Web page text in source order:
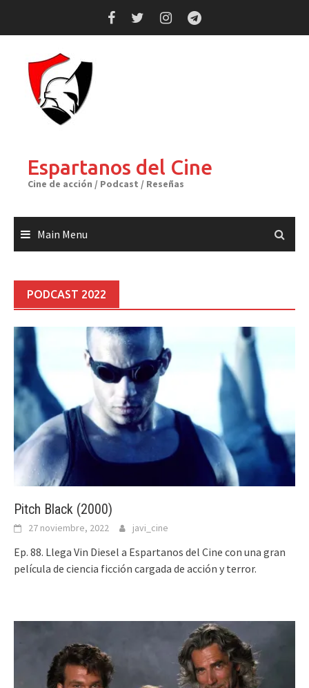
Espartanos del Cine
Cine de acción / Podcast / Reseñas
Main Menu
PODCAST 2022
Pitch Black (2000)
27 noviembre, 2022 javi_cine
Ep. 88. Llega Vin Diesel a Espartanos del Cine con una gran
película de ciencia ficción cargada de acción y terror.